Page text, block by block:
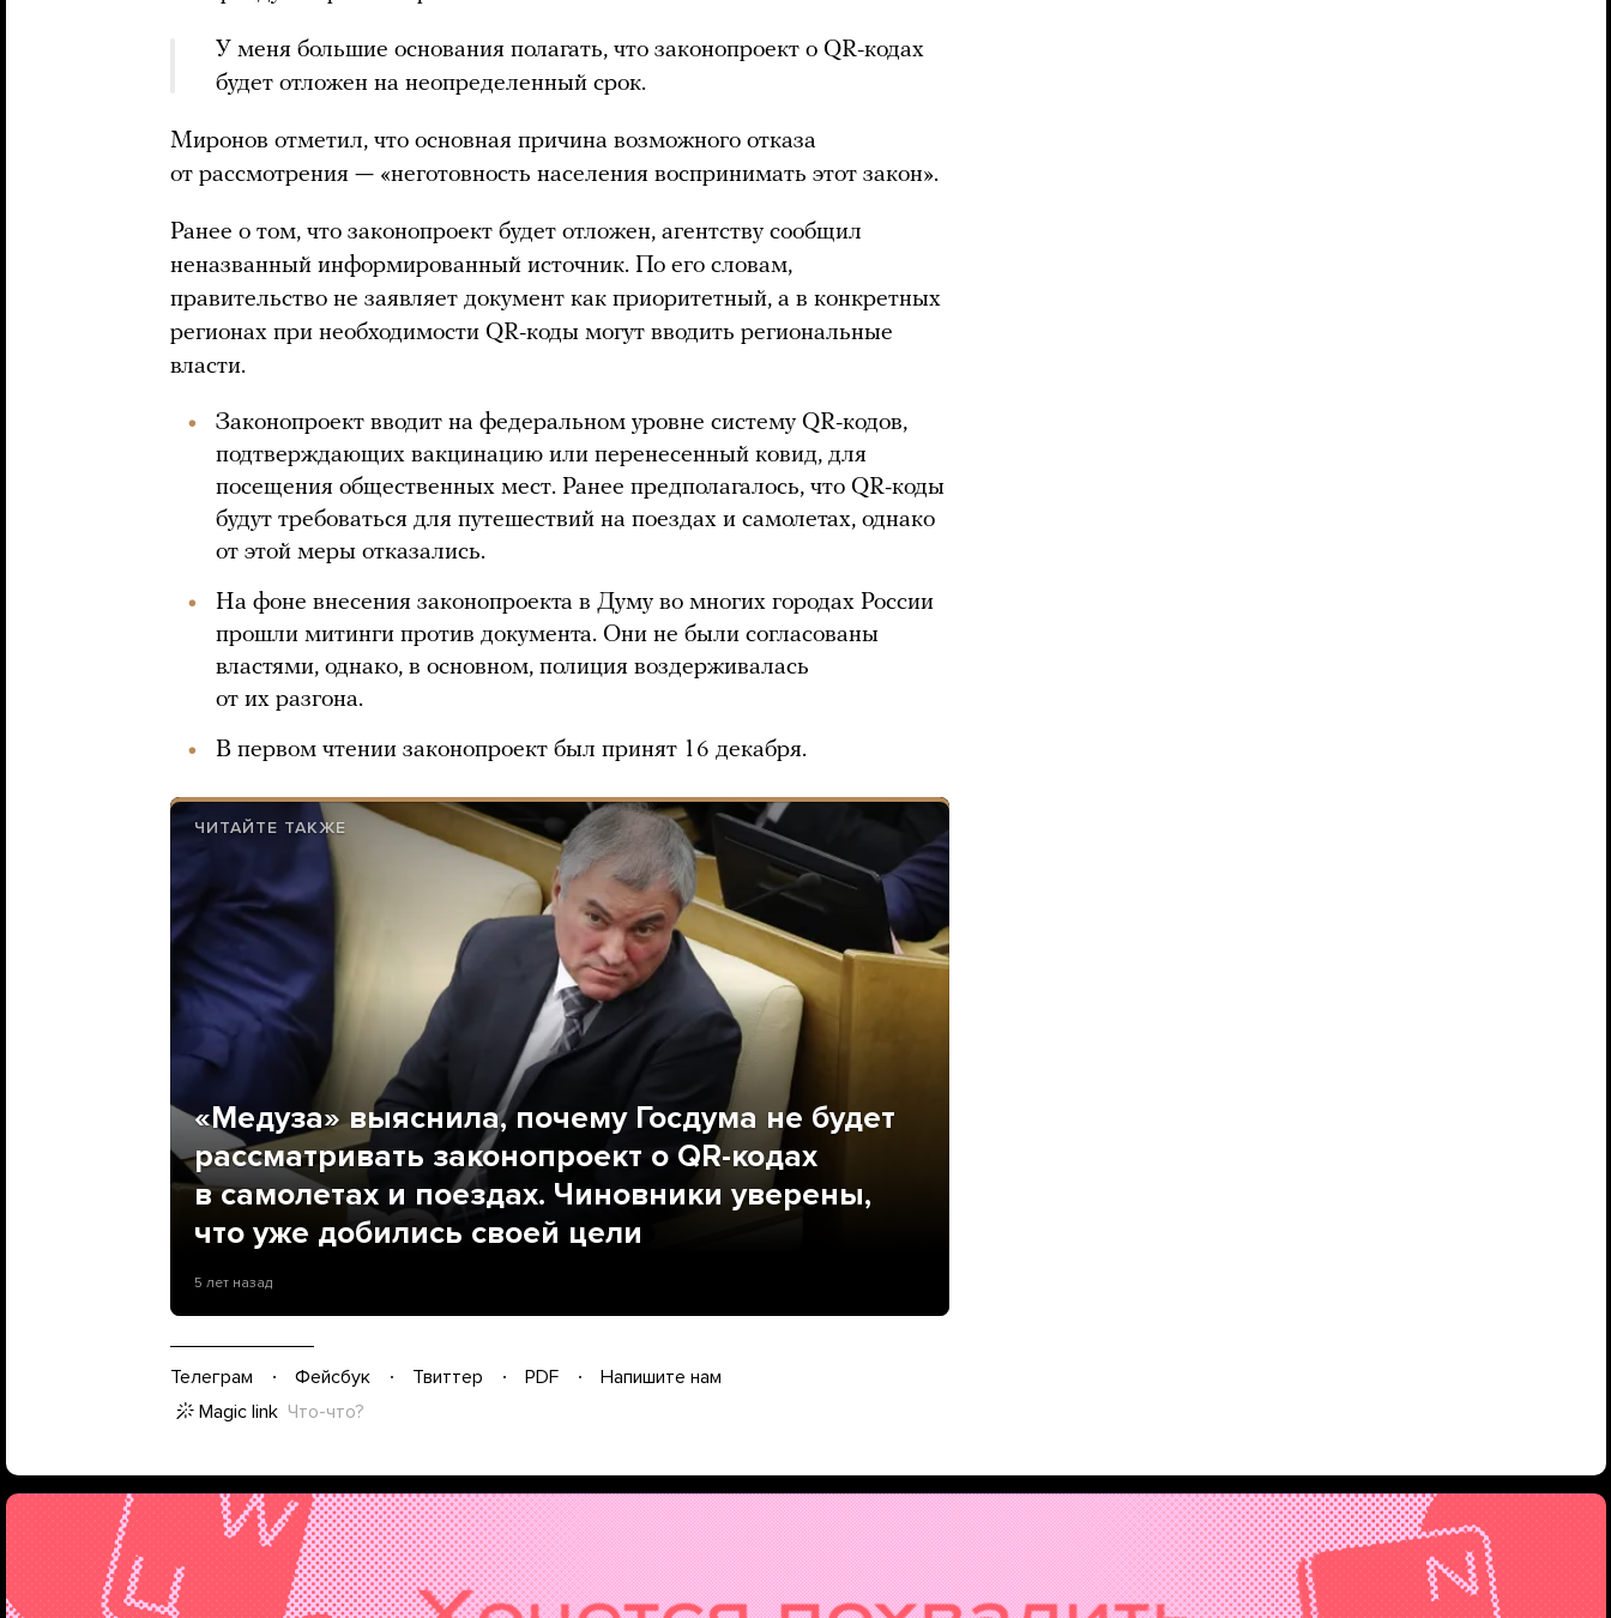
У меня большие основания полагать, что законопроект о QR-кодах
будет отложен на неопределенный срок.
Миронов отметил, что основная причина возможного отказа
от рассмотрения — «неготовность населения воспринимать этот закон».
Ранее о том, что законопроект будет отложен, агентству сообщил
неназванный информированный источник. По его словам,
правительство не заявляет документ как приоритетный, а в конкретных
регионах при необходимости QR-коды могут вводить региональные
власти.
Законопроект вводит на федеральном уровне систему QR-кодов,
подтверждающих вакцинацию или перенесенный ковид, для
посещения общественных мест. Ранее предполагалось, что QR-коды
будут требоваться для путешествий на поездах и самолетах, однако
от этой меры отказались.
На фоне внесения законопроекта в Думу во многих городах России
прошли митинги против документа. Они не были согласованы
властями, однако, в основном, полиция воздерживалась
от их разгона.
В первом чтении законопроект был принят 16 декабря.
ЧИТАЙТЕ ТАКЖЕ
«Медуза» выяснила, почему Госдума не будет
рассматривать законопроект о QR-кодах
в самолетах и поездах. Чиновники уверены,
что уже добились своей цели
5 лет назад
Телеграм Фейсбук Твиттер PDF
Напишите нам
Magic link Что-что?